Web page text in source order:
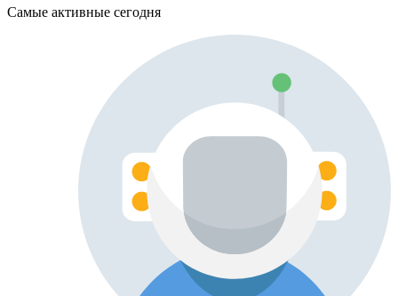
Самые активные сегодня